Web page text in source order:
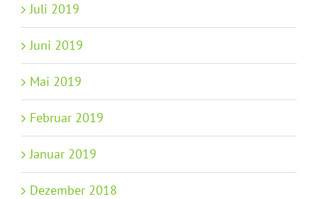
Juli 2019
Juni 2019
Mai 2019
Februar 2019
Januar 2019
Dezember 2018